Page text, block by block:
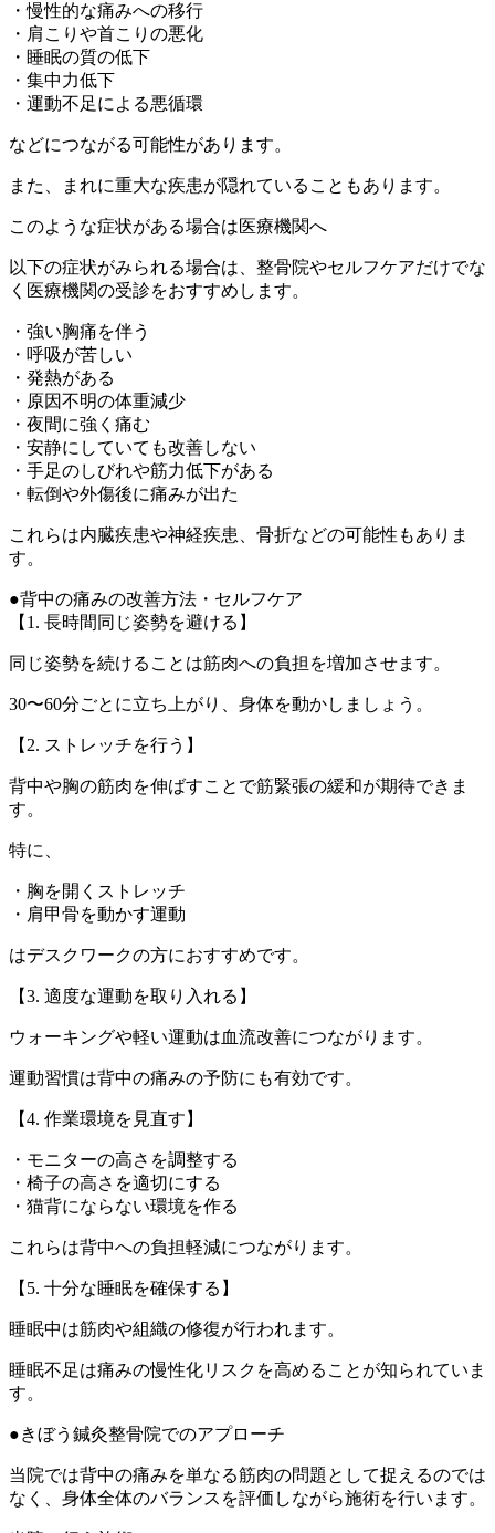
・慢性的な痛みへの移行
・肩こりや首こりの悪化
・睡眠の質の低下
・集中力低下
・運動不足による悪循環
などにつながる可能性があります。
また、まれに重大な疾患が隠れていることもあります。
このような症状がある場合は医療機関へ
以下の症状がみられる場合は、整骨院やセルフケアだけでな
く医療機関の受診をおすすめします。
・強い胸痛を伴う
・呼吸が苦しい
・発熱がある
・原因不明の体重減少
・夜間に強く痛む
・安静にしていても改善しない
・手足のしびれや筋力低下がある
・転倒や外傷後に痛みが出た
これらは内臓疾患や神経疾患、骨折などの可能性もありま
す。
●背中の痛みの改善方法・セルフケア
【1. 長時間同じ姿勢を避ける】
同じ姿勢を続けることは筋肉への負担を増加させます。
30〜60分ごとに立ち上がり、身体を動かしましょう。
【2. ストレッチを行う】
背中や胸の筋肉を伸ばすことで筋緊張の緩和が期待できま
す。
特に、
・胸を開くストレッチ
・肩甲骨を動かす運動
はデスクワークの方におすすめです。
【3. 適度な運動を取り入れる】
ウォーキングや軽い運動は血流改善につながります。
運動習慣は背中の痛みの予防にも有効です。
【4. 作業環境を見直す】
・モニターの高さを調整する
・椅子の高さを適切にする
・猫背にならない環境を作る
これらは背中への負担軽減につながります。
【5. 十分な睡眠を確保する】
睡眠中は筋肉や組織の修復が行われます。
睡眠不足は痛みの慢性化リスクを高めることが知られていま
す。
●きぼう鍼灸整骨院でのアプローチ
当院では背中の痛みを単なる筋肉の問題として捉えるのでは
なく、身体全体のバランスを評価しながら施術を行います。